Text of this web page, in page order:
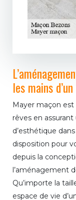
les mains
Mayer maçon est
rêves en
d’esthétique
disposition pour
depuis la
l’aménagement
Qu’importe la
espace de vie